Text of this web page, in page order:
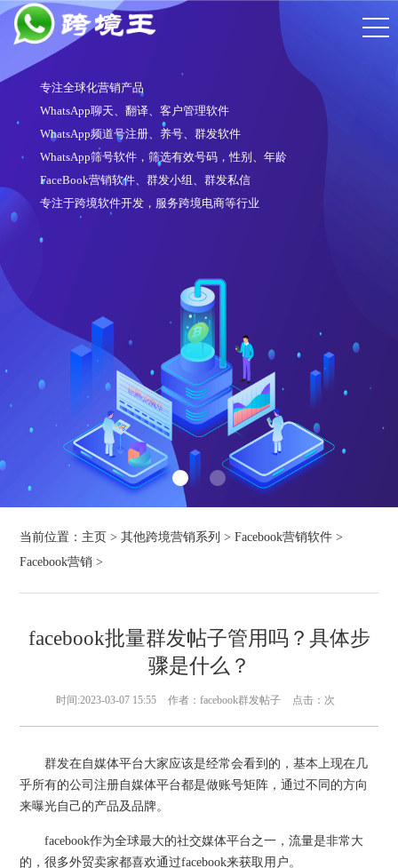
专注全球化营销产品
WhatsApp聊天、翻译、客户管理软件
WhatsApp频道号注册、养号、群发软件
WhatsApp筛号软件，筛选有效号码，性别、年龄
FaceBook营销软件、群发小组、群发私信
专注于跨境软件开发，服务跨境电商等行业
当前位置： 主页 >其他跨境营销系列 >Facebook营销软件 >
Facebook营销 >
facebook批量群发帖子管用吗？具体步
骤是什么？
时间:2023-03-07 15:55 作者：facebook群发帖子 点击： 次
群发在自媒体平台大家应该是经常会看到的，基本上现在几
乎所有的公司注册自媒体平台都是做账号矩阵，通过不同的方向
来曝光自己的产品及品牌。
facebook作为全球最大的社交媒体平台之一，流量是非常大
的，很多外贸卖家都喜欢通过facebook来获取用户。